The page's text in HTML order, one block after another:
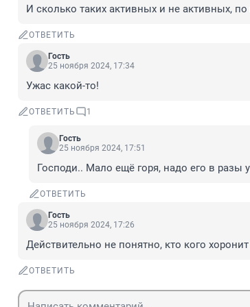
И сколько таких активных и не активных, по
ОТВЕТИТЬ
Гость
25 ноября 2024, 17:34
Ужас какой-то!
ОТВЕТИТЬ 1
Гость
25 ноября 2024, 17:51
Господи.. Мало ещё горя, надо его в разы
ОТВЕТИТЬ
Гость
25 ноября 2024, 17:26
Действительно не понятно, кто кого хоронит
ОТВЕТИТЬ